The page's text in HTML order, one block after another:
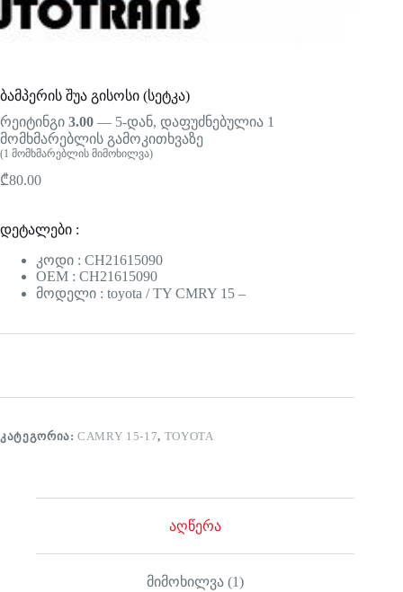
ბამპერის შუა გისოსი (სეტკა)
რეიტინგი 3.00 — 5-დან, დაფუძნებულია 1
მომხმარებლის გამოკითხვაზე
(1 მომხმარებლის მიმოხილვა)
₾80.00
დეტალები :
კოდი : CH21615090
OEM : CH21615090
მოდელი : toyota / TY CMRY 15 –
ᲙᲐᲢᲔᲒᲝᲠᲘᲐ:CAMRY 15-17, TOYOTA
აღწერა
მიმოხილვა (1)